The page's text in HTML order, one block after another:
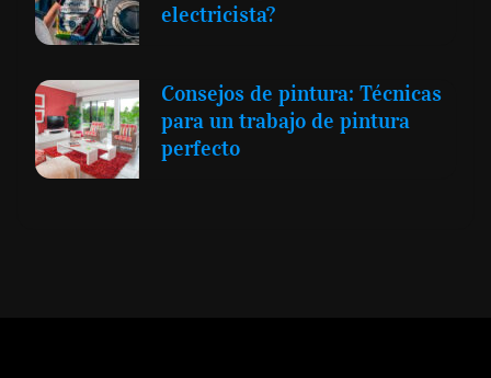
electricista?
Consejos de pintura: Técnicas
para un trabajo de pintura
perfecto